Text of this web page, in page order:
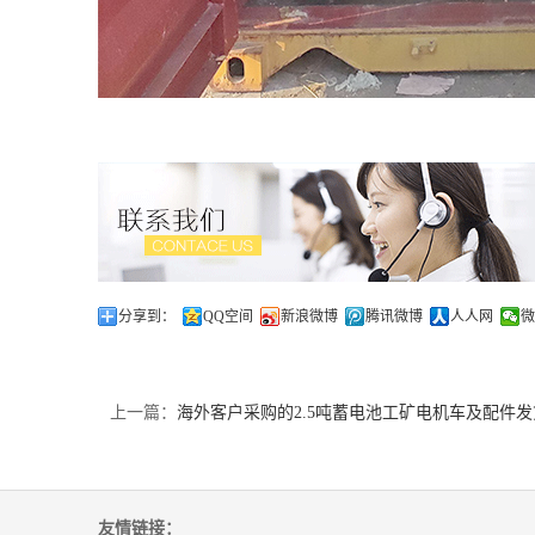
分享到： QQ空间 新浪微博 腾讯微博 人人网
上一篇： 海外客户采购的2.5吨蓄电池工矿电机车及配件
友情链接：